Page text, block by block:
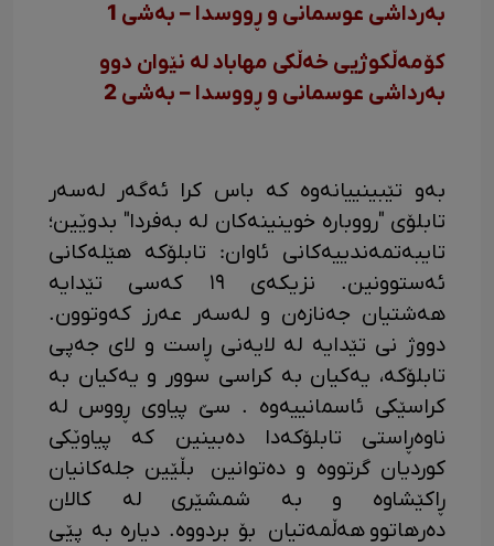
بەرداشی عوسمانی و ڕووسدا – بەشی 1
کۆمەڵکوژیی خەڵکی مهاباد لە نێوان دوو
بەرداشی عوسمانی و ڕووسدا – بەشی 2
بەو تێبینییانەوە کە باس کرا ئەگەر لەسەر
تابلۆی "رووبارە خوینینەکان لە بەفردا" بدوێین؛
تایبەتمەندییەکانی ئاوان: تابلۆکە هێلەکانی
ئەستوونین. نزیکەی ١٩ کەسی تێدایە
هەشتیان جەنازەن و لەسەر عەرز کەوتوون.
دووژ نی تێدایە لە لایەنی ڕاست و لای جەپی
تابلۆکە، یەکیان بە کراسی سوور و یەکیان بە
کراسێکی ئاسمانییەوە . سێ پیاوی ڕووس لە
ناوەڕاستی تابلۆکەدا دەبینین کە پیاوێکی
کوردیان گرتووە و دەتوانین بڵێین جلەکانیان
ڕاکێشاوە و بە شمشێری لە کالان
دەرهاتوو هەڵمەتیان بۆ بردووە. دیارە بە پێی